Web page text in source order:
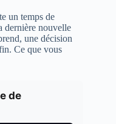
un temps de
dernière nouvelle
une décision
Ce que vous
de